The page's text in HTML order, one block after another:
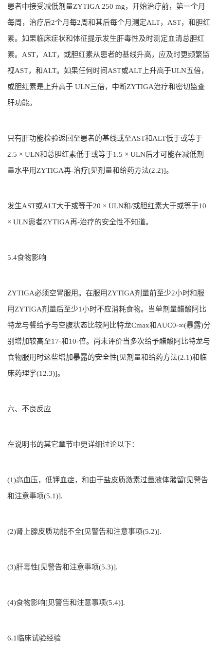
患者中接受减低剂量ZYTIGA 250 mg，开始治疗前，第一个月
每周，治疗后2个月每2周和其后每个月测定ALT，AST，和胆红
素。如果临床症状和体征提示发生肝毒性及时测定血清总胆红
素。AST，ALT，或胆红素从患者的基线升高，应及时更频繁监
视AST，和ALT。如果任何时间AST或ALT上升高于ULN五倍，
或胆红素是上升高于 ULN三倍，中断ZYTIGA治疗和密切监查
肝功能。
只有肝功能检验返回至患者的基线或至AST和ALT低于或等于
2.5 × ULN和总胆红素低于或等于1.5 × ULN后才可能在减低剂
量水平用ZYTIGA再-治疗[见剂量和给药方法(2.2)]。
发生AST或ALT大于或等于20 × ULN和/或胆红素大于或等于10
× ULN患者ZYTIGA再-治疗的安全性不知道。
5.4食物影响
ZYTIGA必须空胃服用。在服用ZYTIGA剂量前至少2小时和服
用ZYTIGA剂量后至少1小时不应消耗食物。当单剂量醋酸阿比
特龙与餐给予与空腹状态比较阿比特龙Cmax和AUC0-∞(暴露)分
别增加较高至17-和10-倍。尚未评价当多次给予醋酸阿比特龙与
食物服用时这些增加暴露的安全性[见剂量和给药方法(2.1)和临
床药理学(12.3)]。
六、不良反应
在说明书的其它章节中更详细讨论以下：
(1)高血压，低钾血症，和由于盐皮质激素过量液体潴留[见警告
和注意事项(5.1)].
(2)肾上腺皮质功能不全[见警告和注意事项(5.2)].
(3)肝毒性[见警告和注意事项(5.3)].
(4)食物影响[见警告和注意事项(5.4)].
6.1临床试验经验